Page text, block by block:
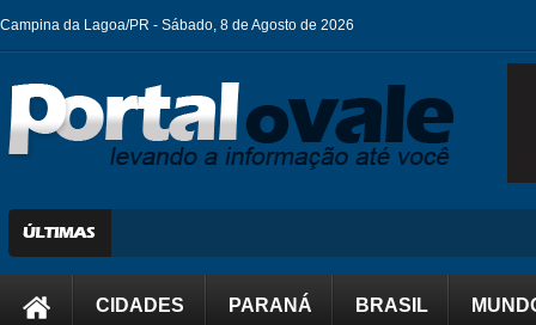
Campina da Lagoa/PR - Sábado, 8 de Agosto de 2026
CIDADES PARANÁ BRASIL